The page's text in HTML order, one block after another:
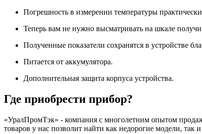
Погрешность в измерении температуры
Теперь вам не нужно высматривать на шкале
Полученные показатели сохранятся в устройстве
Питается от аккумулятора.
Дополнительная защита корпуса устройства.
Где приобрести прибор?
«УралПромТэк» - компания с многолетним опытом
товаров у нас позволит найти как недорогие модели,